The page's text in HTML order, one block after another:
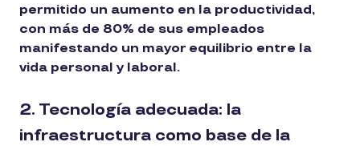
permitido un aumento en la productividad,
con más de 80% de sus empleados
manifestando un mayor equilibrio entre la
vida personal y laboral.
2. Tecnología adecuada: la
infraestructura como base de la